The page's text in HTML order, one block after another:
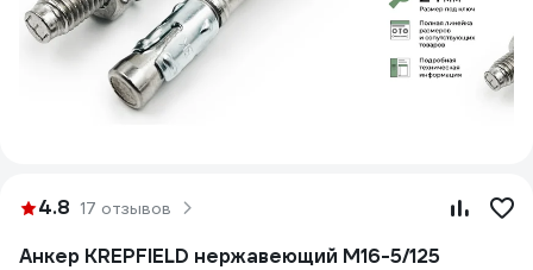
4.8 17 отзывов
Анкер KREPFIELD нержавеющий M16-5/125